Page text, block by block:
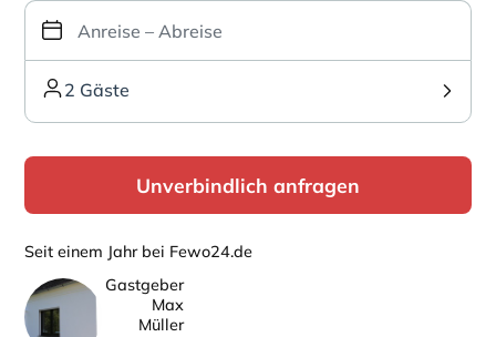
2 Gäste
Unverbindlich anfragen
Seit einem Jahr bei Fewo24.de
Gastgeber
Max
Müller